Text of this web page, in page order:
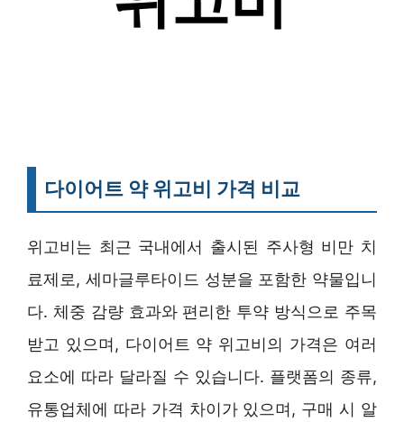
다이어트 약 위고비 가격 비교
위고비는 최근 국내에서 출시된 주사형 비만 치
료제로, 세마글루타이드 성분을 포함한 약물입니
다. 체중 감량 효과와 편리한 투약 방식으로 주목
받고 있으며, 다이어트 약 위고비의 가격은 여러
요소에 따라 달라질 수 있습니다. 플랫폼의 종류,
유통업체에 따라 가격 차이가 있으며, 구매 시 알